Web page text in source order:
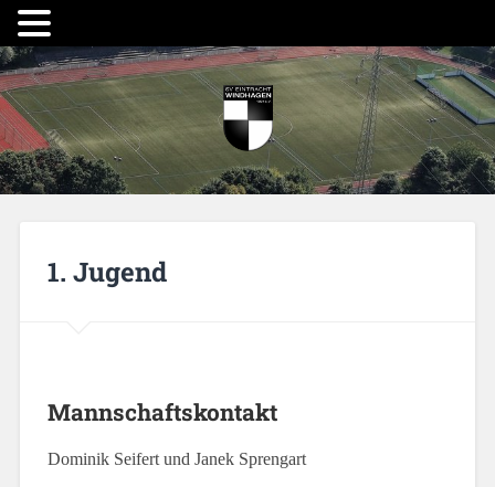
1. Jugend
Mannschaftskontakt
Dominik Seifert und Janek Sprengart